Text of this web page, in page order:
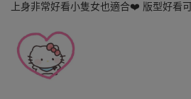
上身非常好看小隻女也適合❤️ 版型好看